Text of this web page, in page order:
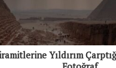
Yıldırım